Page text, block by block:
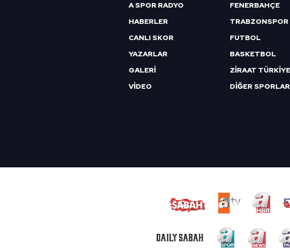
A SPOR RADYO
HABERLER
CANLI SKOR
YAZARLAR
GALERİ
VİDEO
FENERBAHÇE
TRABZONSPOR
FUTBOL
BASKETBOL
DİĞER SPORLAR